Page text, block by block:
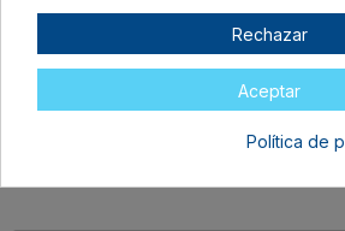
Rechazar
Aceptar
Política de